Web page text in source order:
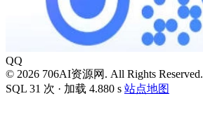
QQ
© 2026 706AI资源网. All Rights Reserved.
SQL 31 次 · 加载 4.880 s 站点地图